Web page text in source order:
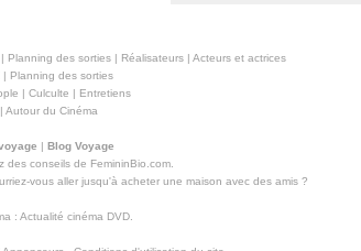
| Planning des sorties| Réalisateurs| Acteurs et actrices
| Planning des sorties
| Culculte | Entretiens
| Autour du Cinéma
| Blog Voyage
des conseils de FemininBio.com.
vous aller jusqu'à acheter une maison avec des amis?
: Actualité cinéma DVD